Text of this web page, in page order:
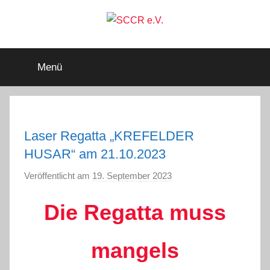
SCCR
e.V.
Deutschen
Segler-
Verband
Menü
Laser Regatta „KREFELDER
HUSAR“ am 21.10.2023
Veröffentlicht am 19. September 2023
n
a
m
Die Regatta muss
mangels